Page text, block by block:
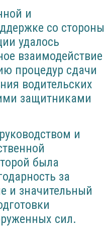
и
со стороны
удалось
взаимодействие
процедур сдачи
водительских
защитниками
и
была
за
и значительный
сил.